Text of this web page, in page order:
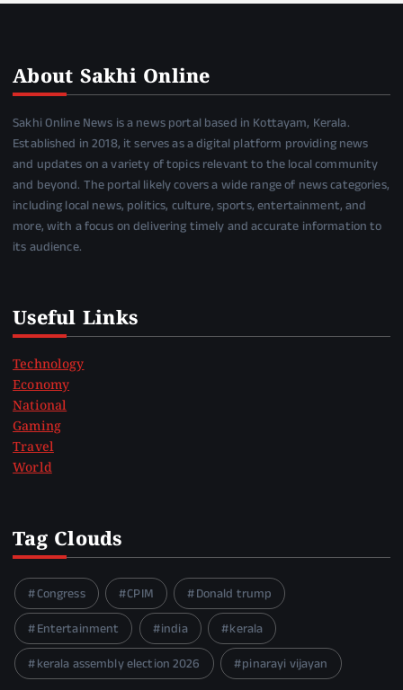
About Sakhi Online
Sakhi Online News is a news portal based in Kottayam, Kerala.
Established in 2018, it serves as a digital platform providing news
and updates on a variety of topics relevant to the local community
and beyond. The portal likely covers a wide range of news categories,
including local news, politics, culture, sports, entertainment, and
more, with a focus on delivering timely and accurate information to
its audience.
Useful Links
Technology
Economy
National
Gaming
Travel
World
Tag Clouds
Congress CPIM
Donald trump
Entertainment
india
kerala
kerala assembly election 2026
pinarayi vijayan